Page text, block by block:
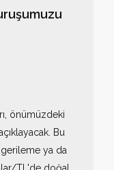
önümüzdeki
Bu
ya da